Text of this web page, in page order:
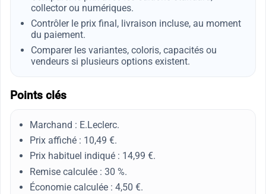
collector ou numériques.
Contrôler le prix final, livraison incluse, au moment
du paiement.
Comparer les variantes, coloris, capacités ou
vendeurs si plusieurs options existent.
Points clés
Marchand : E.Leclerc.
Prix affiché : 10,49 €.
Prix habituel indiqué : 14,99 €.
Remise calculée : 30 %.
Économie calculée : 4,50 €.